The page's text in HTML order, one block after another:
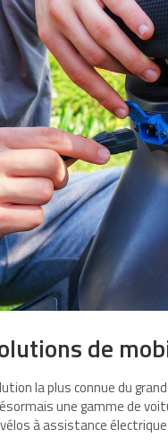
de
la plus connue du
une gamme de
à assistance électrique